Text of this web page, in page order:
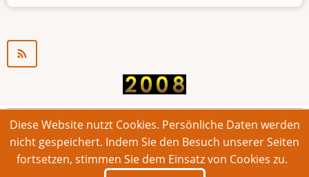
Jugendarbeitslosigkeit
© 2026 Bonner Aufruf. Alle Rechte vorbehalten.
Footer
Impressum Kontakt Intern
Diese Website nutzt Cookies. Persönliche Daten werden
nicht gespeichert. Indem Sie den Besuch unserer Seiten
fortsetzen, stimmen Sie dem Einsatz von Cookies zu.